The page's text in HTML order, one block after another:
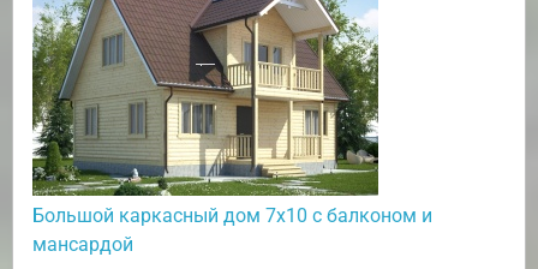
Большой каркасный дом 7х10 с балконом и
мансардой